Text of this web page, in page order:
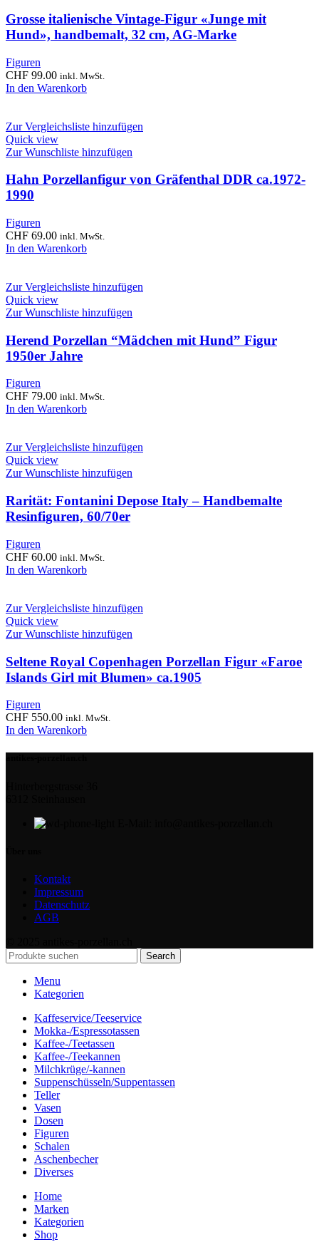
Grosse italienische Vintage‑Figur «Junge mit
Hund», handbemalt, 32 cm, AG‑Marke
Figuren
CHF 99.00 inkl. MwSt.
In den Warenkorb
Zur Vergleichsliste hinzufügen
Quick view
Zur Wunschliste hinzufügen
Hahn Porzellanfigur von Gräfenthal DDR ca.1972-
1990
Figuren
CHF 69.00 inkl. MwSt.
In den Warenkorb
Zur Vergleichsliste hinzufügen
Quick view
Zur Wunschliste hinzufügen
Herend Porzellan “Mädchen mit Hund” Figur
1950er Jahre
Figuren
CHF 79.00 inkl. MwSt.
In den Warenkorb
Zur Vergleichsliste hinzufügen
Quick view
Zur Wunschliste hinzufügen
Rarität: Fontanini Depose Italy – Handbemalte
Resinfiguren, 60/70er
Figuren
CHF 60.00 inkl. MwSt.
In den Warenkorb
Zur Vergleichsliste hinzufügen
Quick view
Zur Wunschliste hinzufügen
Seltene Royal Copenhagen Porzellan Figur «Faroe
Islands Girl mit Blumen» ca.1905
Figuren
CHF 550.00 inkl. MwSt.
In den Warenkorb
Kontakt
Impressum
Datenschutz
AGB
Search
Menu
Kategorien
Kaffeservice/Teeservice
Mokka-/Espressotassen
Kaffee-/Teetassen
Kaffee-/Teekannen
Milchkrüge/-kannen
Suppenschüsseln/Suppentassen
Teller
Vasen
Dosen
Figuren
Schalen
Aschenbecher
Diverses
Home
Marken
Kategorien
Shop